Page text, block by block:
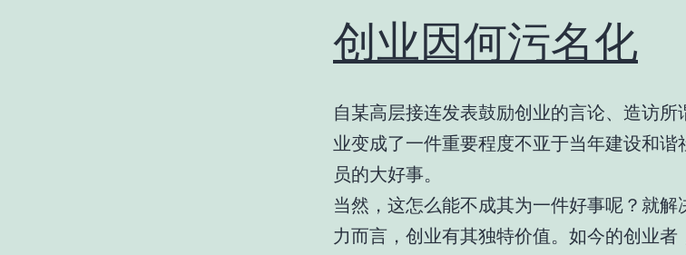
创业因何污名化
自某高层接连发表鼓励创业的言论、造访所
业变成了一件重要程度不亚于当年建设和
员的大好事。
当然，这怎么能不成其为一件好事呢？就
力而言，创业有其独特价值。如今的创业者